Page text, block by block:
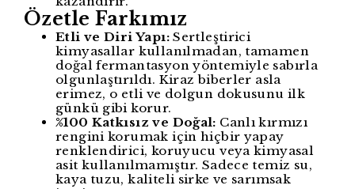
Özetle Farkımız
Etli ve Diri Yapı:Sertleştirici
kimyasallar kullanılmadan, tamamen
doğal fermantasyon yöntemiyle sabırla
olgunlaştırıldı. Kiraz biberler asla
erimez, o etli ve dolgun dokusunu ilk
günkü gibi korur.
%100 Katkısız ve Doğal: Canlı kırmızı
rengini korumak için hiçbir yapay
renklendirici, koruyucu veya kimyasal
asit kullanılmamıştır. Sadece temiz su,
kaya tuzu, kaliteli sirke ve sarımsak